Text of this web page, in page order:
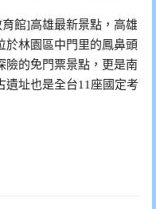
館]高雄最新景點，高雄
於林園區中門里的鳳鼻頭
險的免門票景點，更是南
遺址也是全台11座國定考